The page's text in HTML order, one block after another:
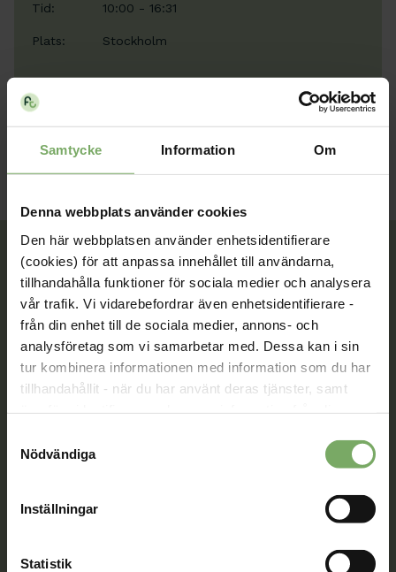
Samtycke Information Om
Denna webbplats använder cookies
Den här webbplatsen använder enhetsidentifierare
(cookies) för att anpassa innehållet till användarna,
tillhandahålla funktioner för sociala medier och analysera
vår trafik. Vi vidarebefordrar även enhetsidentifierare -
från din enhet till de sociala medier, annons- och
analysföretag som vi samarbetar med. Dessa kan i sin
tur kombinera informationen med information som du har
tillhandahållit - när du har använt deras tjänster, samt
området. Du godkänner våra cookies vid fortsatt
Nödvändiga
Inställningar
Statistik
Tid: 10:00 - 16:31
Plats: Stockholm
Tillsammans rör vi oss framåt. Du är en viktig del
av vår rörelse.
Bli medlem
medlem hittar fler kontaktvägar på Min sida.